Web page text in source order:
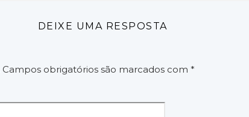
DEIXE UMA RESPOSTA
Campos obrigatórios são marcados com *